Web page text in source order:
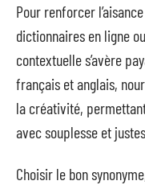
Pour renforcer
dictionnaires en ligne
contextuelle s’avère
français et anglais,
la créativité,
avec souplesse et
Choisir le bon